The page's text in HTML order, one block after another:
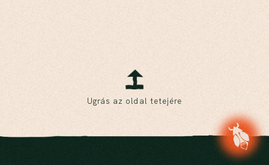
Ugrás az oldal tetejére